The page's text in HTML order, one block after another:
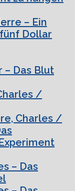
– Ein
Dollar
– Das Blut
/
Charles /
– Das